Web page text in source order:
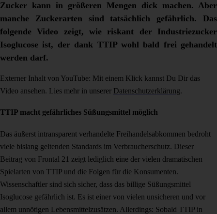
Zucker kann in größeren Mengen dick machen. Aber
manche Zuckerarten sind tatsächlich gefährlich. Das
folgende Video zeigt, wie riskant der Industriezucker
Isoglucose ist, der dank TTIP wohl bald frei gehandelt
werden darf.
Externer Inhalt von YouTube: Mit einem Klick kannst Du Dir das
Video ansehen. Lies mehr in unserer Datenschutzerklärung.
TTIP macht gefährliches Süßungsmittel möglich
Das äußerst intransparent verhandelte Freihandelsabkommen bedroht
viele bislang geltenden Standards im Verbraucherschutz. Dieser
Beitrag von Frontal 21 zeigt lediglich eine der vielen dramatischen
Spielarten von TTIP und die Folgen für die Konsumenten.
Wissenschaftler sind sich sicher, dass das billige Süßungsmittel
Isoglucose gefährlich ist. Es ist einer von vielen unsicheren und vor
allem unnötigen Lebensmittelzusätzen. Allerdings: Sobald TTIP in